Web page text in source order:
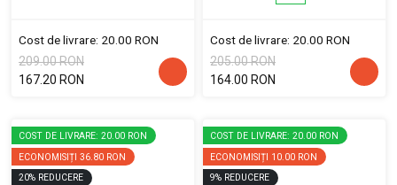
Cost de livrare: 20.00 RON
209.00 RON
167.20 RON
Cost de livrare: 20.00 RON
205.00 RON
164.00 RON
COST DE LIVRARE: 20.00 RON
ECONOMISIȚI 36.80 RON
20% REDUCERE
COST DE LIVRARE: 20.00 RON
ECONOMISIȚI 10.00 RON
9% REDUCERE